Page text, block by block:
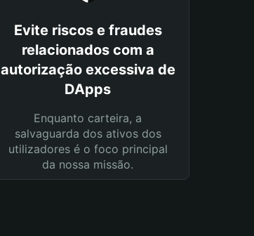
Evite riscos e fraudes
relacionados com a
autorização excessiva de
DApps
Enquanto carteira, a
salvaguarda dos ativos dos
utilizadores é o foco principal
da nossa missão.